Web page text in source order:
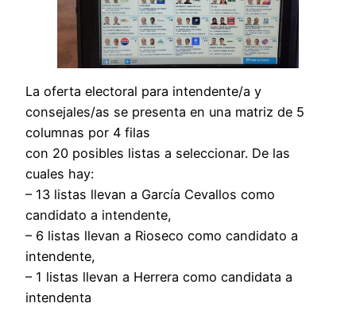
La oferta electoral para intendente/a y
consejales/as se presenta en una matriz de 5
columnas por 4 filas
con 20 posibles listas a seleccionar. De las
cuales hay:
– 13 listas llevan a García Cevallos como
candidato a intendente,
– 6 listas llevan a Rioseco como candidato a
intendente,
– 1 listas llevan a Herrera como candidata a
intendenta